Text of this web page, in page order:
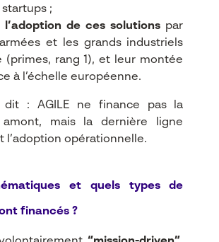
startups ;
de ces solutions par
et les grands industriels
(primes, rang 1), et leur montée
à l’échelle européenne.​
dit : AGILE ne finance pas la
amont, mais la dernière ligne
l’adoption opérationnelle.
et quels types de
financés ?